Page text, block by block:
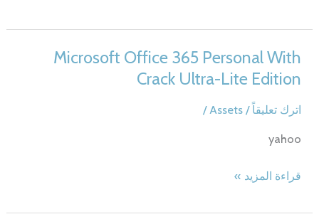
2025
Standard
Auto
Crack
EXE
from
Latest
Microsoft Office 365 Personal With
Crack Ultra-Lite Edition
اترك تعليقاً /
Assets
/
yahoo
Microsoft
365
قراءة المزيد »